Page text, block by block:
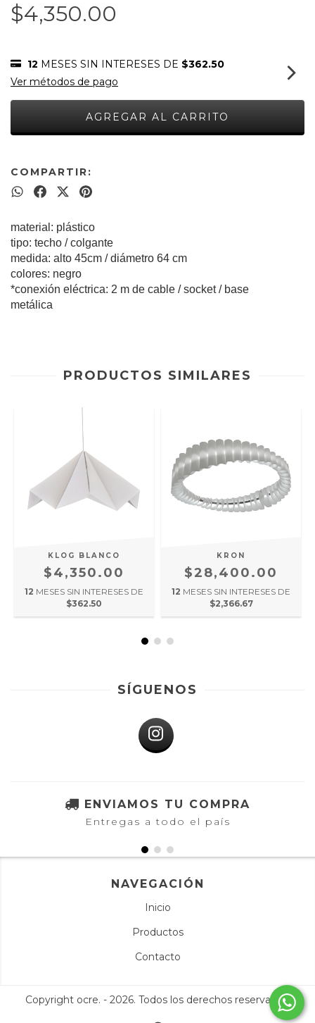
$4,350.00
12 MESES SIN INTERESES DE $362.50
Ver métodos de pago
COMPARTIR:
material: plástico
tipo: techo / colgante
medida: alto 45cm / diámetro 64 cm
colores: negro
*conexión eléctrica: 2 m de cable / socket / base
metálica
PRODUCTOS SIMILARES
KLOG BLANCO
$4,350.00
12 MESES SIN INTERESES DE
$362.50
KRON
$28,400.00
12 MESES SIN INTERESES DE
$2,366.67
SÍGUENOS
ENVIAMOS TU COMPRA
Entregas a todo el país
NAVEGACIÓN
Inicio
Productos
Contacto
Copyright ocre. - 2026. Todos los derechos reservados.